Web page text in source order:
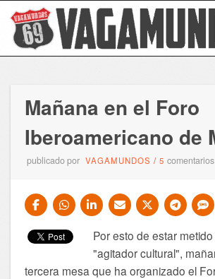
Mañana en el Foro
Iberoamericano de
publicado por VAGAMUNDOS /5comentarios
Por esto de estar
"agitador cultural",
tercera mesa que ha organizado el